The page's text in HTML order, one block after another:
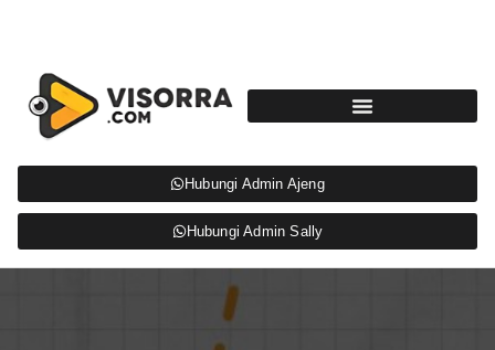
Hubungi Admin Ajeng
Hubungi Admin Sally